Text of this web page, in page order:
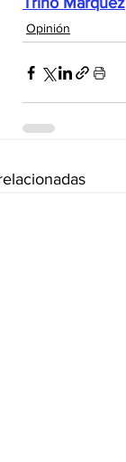
Opinión